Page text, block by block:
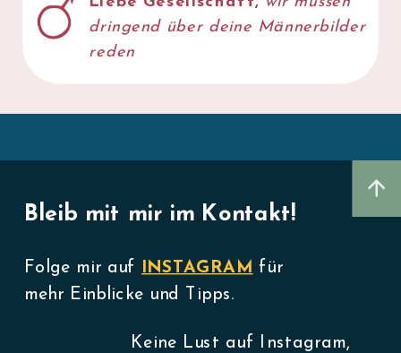
dringend über deine Männerbilder
reden
Bleib mit mir im Kontakt!
Keine Lust auf Instagram,
Folge mir auf INSTAGRAM für
mehr Einblicke und Tipps.